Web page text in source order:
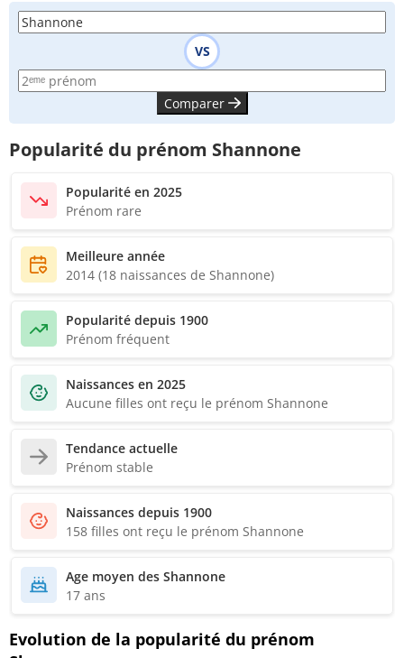
VS
Comparer
Popularité du prénom Shannone
Popularité en 2025
Prénom rare
Meilleure année
2014 (18 naissances de Shannone)
Popularité depuis 1900
Prénom fréquent
Naissances en 2025
Aucune filles ont reçu le prénom Shannone
Tendance actuelle
Prénom stable
Naissances depuis 1900
158 filles ont reçu le prénom Shannone
Age moyen des Shannone
17 ans
Evolution de la popularité du prénom